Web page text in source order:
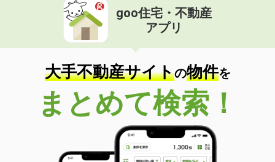
goo住宅・不動産
アプリ
大手不動産サイトの物件を
まとめて検索！